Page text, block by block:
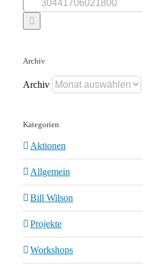
Archiv
Archiv
Kategorien
Aktionen
Allgemein
Bill Wilson
Projekte
Workshops